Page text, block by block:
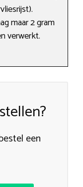
maar 2 gram
verwerkt.
een